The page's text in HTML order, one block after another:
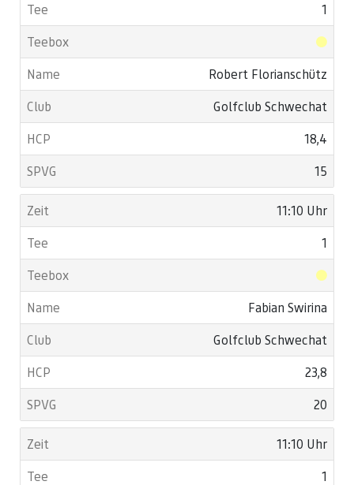
1
Robert Florianschütz
Golfclub Schwechat
18,4
15
11:10 Uhr
1
Fabian Swirina
Golfclub Schwechat
23,8
20
11:10 Uhr
1